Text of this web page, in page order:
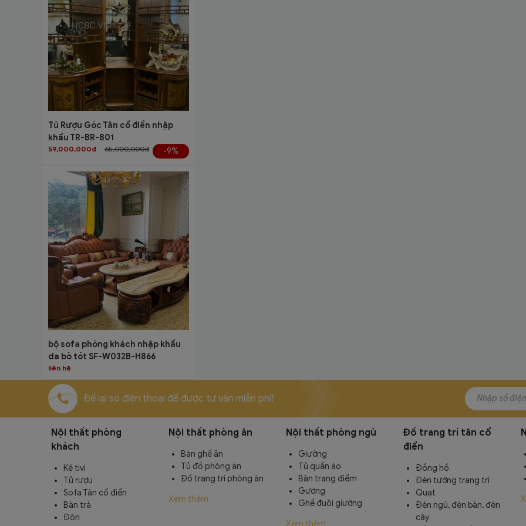
Tủ Rượu Góc Tân cổ điển nhập
khẩu TR-BR-801
59,000,000đ 65,000,000đ -9%
bộ sofa phòng khách nhập khẩu
da bò tót SF-W032B-H866
liên hệ
Để lại số điện thoại để được tư vấn miễn phí!
Nội thất phòng
khách
Kệ tivi
Tủ rượu
Sofa Tân cổ điển
Bàn trà
Đôn
Nội thất phòng ăn
Bàn ghế ăn
Tủ đồ phòng ăn
Đồ trang trí phòng ăn
Xem thêm
Nội thất phòng ngủ
Giường
Tủ quần áo
Bàn trang điểm
Gương
Ghế đuôi giường
Xem thêm
Đồ trang trí tân cổ
điển
Đồng hồ
Đèn tường trang trí
Quạt
Đèn ngủ, đèn bàn, đèn
cây